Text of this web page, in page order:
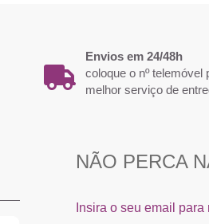
Envios em 24/48h
coloque o nº telemóvel
melhor serviço de